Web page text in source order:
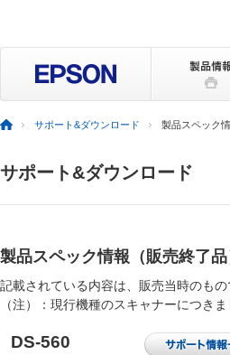
サポート&ダウンロード 製品スペック
サポート&ダウンロード
製品スペック情報（販売終了品
記載されている内容は、販売当時のも
（注）：現行機種のスキャナーにつき
DS-560